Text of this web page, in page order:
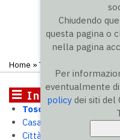
Chiudendo
questa pagina o
nella pagina
Per
eventualmente
policy dei siti del
Home » Toscana 2050
Iniziative
Toscana 2050
Casa Toscana.
Città murate